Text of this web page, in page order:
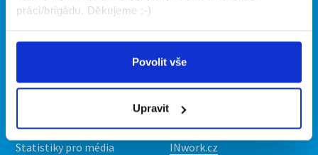
práci/brigádu. Děkujeme :-)
Povolit vše
Upravit
Kontakt
Upravit předvolby cookies
Statistiky pro média
Naše další projekty
Mobilní aplikace
Nabídka práce z celé ČR
INwork.cz